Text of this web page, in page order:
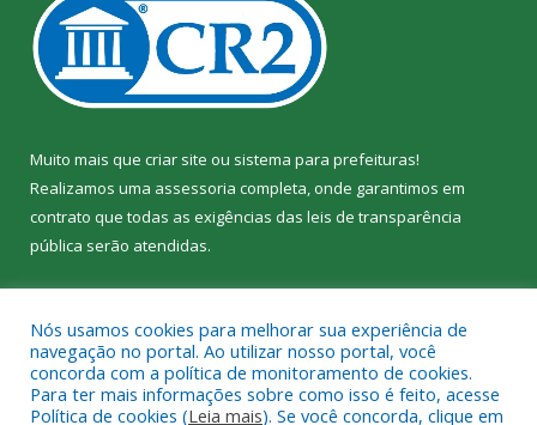
Muito mais que criar site ou sistema para prefeituras!
Realizamos uma assessoria completa, onde garantimos em
contrato que todas as exigências das leis de transparência
pública serão atendidas.
Nós usamos cookies para melhorar sua experiência de
navegação no portal. Ao utilizar nosso portal, você
concorda com a política de monitoramento de cookies.
Para ter mais informações sobre como isso é feito, acesse
Política de cookies (Leia mais). Se você concorda, clique em